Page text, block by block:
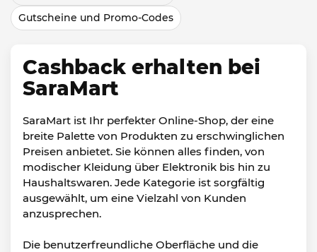
Gutscheine und Promo-Codes
Cashback erhalten bei
SaraMart
SaraMart ist Ihr perfekter Online-Shop, der eine
breite Palette von Produkten zu erschwinglichen
Preisen anbietet. Sie können alles finden, von
modischer Kleidung über Elektronik bis hin zu
Haushaltswaren. Jede Kategorie ist sorgfältig
ausgewählt, um eine Vielzahl von Kunden
anzusprechen.
Die benutzerfreundliche Oberfläche und die